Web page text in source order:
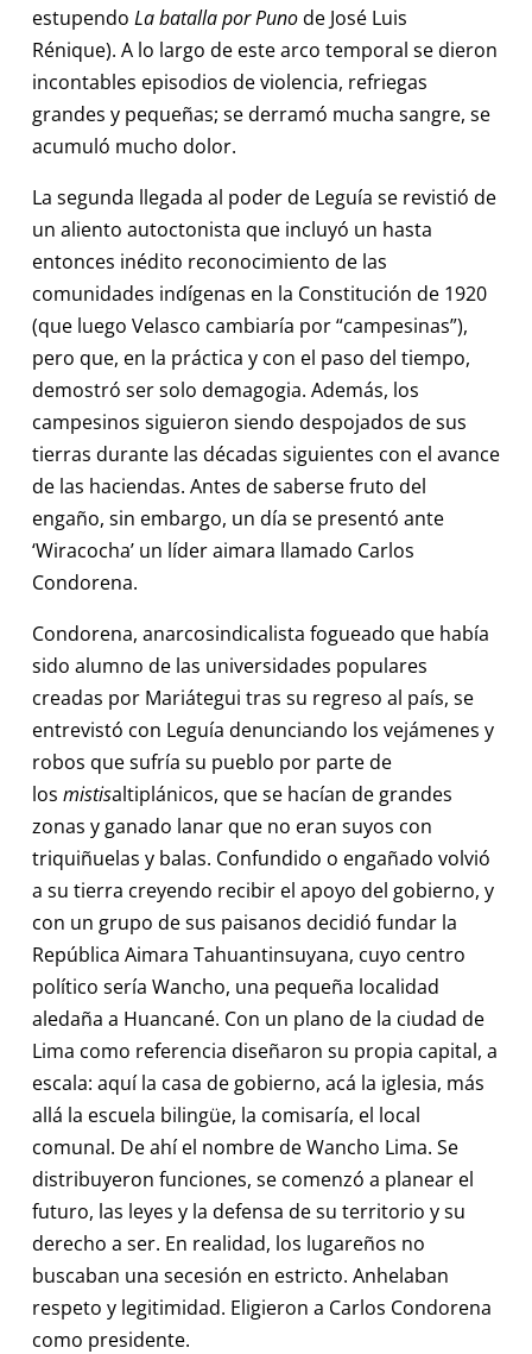
estupendo La batalla por Punode José Luis
Rénique). A lo largo de este arco temporal se dieron
incontables episodios de violencia, refriegas
grandes y pequeñas; se derramó mucha sangre, se
acumuló mucho dolor.
La segunda llegada al poder de Leguía se revistió de
un aliento autoctonista que incluyó un hasta
entonces inédito reconocimiento de las
comunidades indígenas en la Constitución de 1920
(que luego Velasco cambiaría por “campesinas”),
pero que, en la práctica y con el paso del tiempo,
demostró ser solo demagogia. Además, los
campesinos siguieron siendo despojados de sus
tierras durante las décadas siguientes con el avance
de las haciendas. Antes de saberse fruto del
engaño, sin embargo, un día se presentó ante
‘Wiracocha’ un líder aimara llamado Carlos
Condorena.
Condorena, anarcosindicalista fogueado que había
sido alumno de las universidades populares
creadas por Mariátegui tras su regreso al país, se
entrevistó con Leguía denunciando los vejámenes y
robos que sufría su pueblo por parte de
los mistisaltiplánicos, que se hacían de grandes
zonas y ganado lanar que no eran suyos con
triquiñuelas y balas. Confundido o engañado volvió
a su tierra creyendo recibir el apoyo del gobierno, y
con un grupo de sus paisanos decidió fundar la
República Aimara Tahuantinsuyana, cuyo centro
político sería Wancho, una pequeña localidad
aledaña a Huancané. Con un plano de la ciudad de
Lima como referencia diseñaron su propia capital, a
escala: aquí la casa de gobierno, acá la iglesia, más
allá la escuela bilingüe, la comisaría, el local
comunal. De ahí el nombre de Wancho Lima. Se
distribuyeron funciones, se comenzó a planear el
futuro, las leyes y la defensa de su territorio y su
derecho a ser. En realidad, los lugareños no
buscaban una secesión en estricto. Anhelaban
respeto y legitimidad. Eligieron a Carlos Condorena
como presidente.